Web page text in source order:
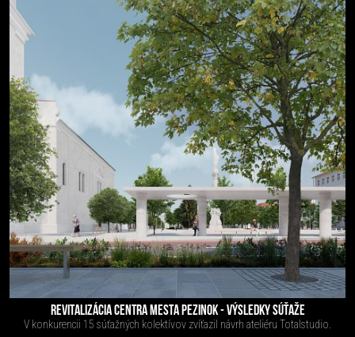
REVITALIZÁCIA CENTRA MESTA PEZINOK - VÝSLEDKY SÚŤAŽE
V konkurencii 15 súťažných kolektívov zvíťazil návrh ateliéru Totalstudio.